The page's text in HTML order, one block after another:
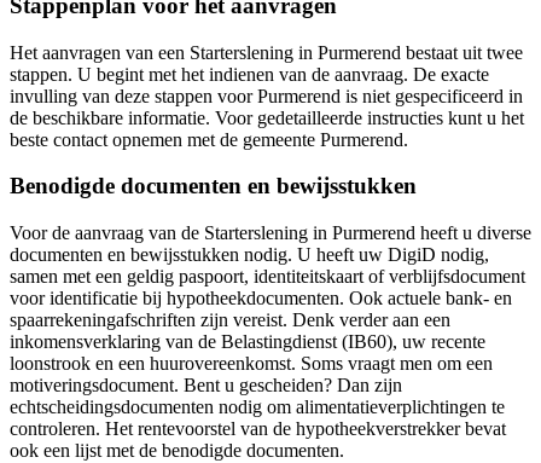
Stappenplan voor het aanvragen
Het aanvragen van een Starterslening in Purmerend bestaat uit twee
stappen. U begint met het indienen van de aanvraag. De exacte
invulling van deze stappen voor Purmerend is niet gespecificeerd in
de beschikbare informatie. Voor gedetailleerde instructies kunt u het
beste contact opnemen met de gemeente Purmerend.
Benodigde documenten en bewijsstukken
Voor de aanvraag van de Starterslening in Purmerend heeft u diverse
documenten en bewijsstukken nodig. U heeft uw DigiD nodig,
samen met een geldig paspoort, identiteitskaart of verblijfsdocument
voor identificatie bij hypotheekdocumenten. Ook actuele bank- en
spaarrekeningafschriften zijn vereist. Denk verder aan een
inkomensverklaring van de Belastingdienst (IB60), uw recente
loonstrook en een huurovereenkomst. Soms vraagt men om een
motiveringsdocument. Bent u gescheiden? Dan zijn
echtscheidingsdocumenten nodig om alimentatieverplichtingen te
controleren. Het rentevoorstel van de hypotheekverstrekker bevat
ook een lijst met de benodigde documenten.